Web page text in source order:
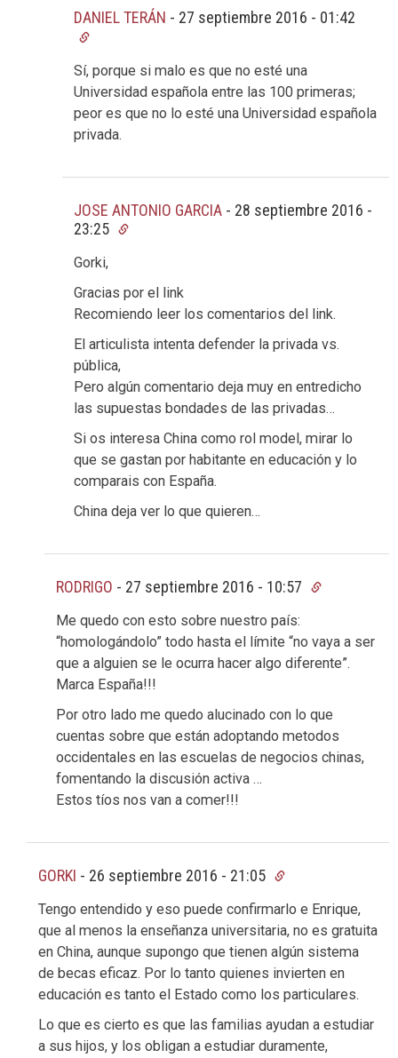
DANIEL TERÁN - 27 septiembre 2016 - 01:42
Sí, porque si malo es que no esté una
Universidad española entre las 100 primeras;
peor es que no lo esté una Universidad española
privada.
JOSE ANTONIO GARCIA - 28 septiembre 2016 -
23:25
Gorki,
Gracias por el link
Recomiendo leer los comentarios del link.
El articulista intenta defender la privada vs.
pública,
Pero algún comentario deja muy en entredicho
las supuestas bondades de las privadas…
Si os interesa China como rol model, mirar lo
que se gastan por habitante en educación y lo
comparais con España.
China deja ver lo que quieren…
RODRIGO - 27 septiembre 2016 - 10:57
Me quedo con esto sobre nuestro país:
“homologándolo” todo hasta el límite “no vaya a ser
que a alguien se le ocurra hacer algo diferente”.
Marca España!!!
Por otro lado me quedo alucinado con lo que
cuentas sobre que están adoptando metodos
occidentales en las escuelas de negocios chinas,
fomentando la discusión activa …
Estos tíos nos van a comer!!!
GORKI - 26 septiembre 2016 - 21:05
Tengo entendido y eso puede confirmarlo e Enrique,
que al menos la enseñanza universitaria, no es gratuita
en China, aunque supongo que tienen algún sistema
de becas eficaz. Por lo tanto quienes invierten en
educación es tanto el Estado como los particulares.
Lo que es cierto es que las familias ayudan a estudiar
a sus hijos, y los obligan a estudiar duramente,